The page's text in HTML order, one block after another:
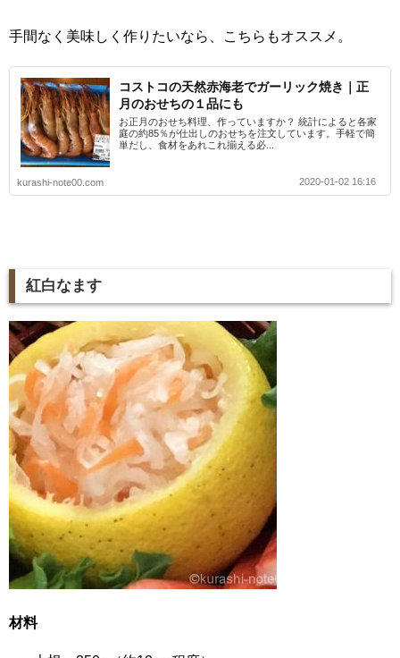
手間なく美味しく作りたいなら、こちらもオススメ。
コストコの天然赤海老でガーリック焼き｜正
月のおせちの１品にも
お正月のおせち料理、作っていますか？ 統計によると各家
庭の約85％が仕出しのおせちを注文しています。手軽で簡
単だし、食材をあれこれ揃える必...
kurashi-note00.com 2020-01-02 16:16
紅白なます
材料